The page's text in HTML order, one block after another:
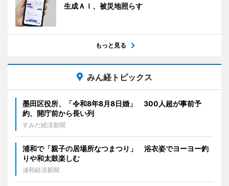
生成ＡＩ、被災地照らす
もっと見る
みん経トピックス
墨田区役所、「令和8年8月8日婚」 300人超が事前予
約、開庁前から長い列
すみだ経済新聞
浦和で「親子の居場所なつまつり」 浴衣姿でヨーヨー釣
りや和太鼓楽しむ
浦和経済新聞